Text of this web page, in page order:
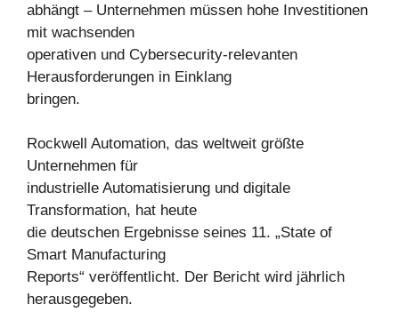
abhängt – Unternehmen müssen hohe Investitionen
mit wachsenden
operativen und Cybersecurity-relevanten
Herausforderungen in Einklang
bringen.
Rockwell Automation, das weltweit größte
Unternehmen für
industrielle Automatisierung und digitale
Transformation, hat heute
die deutschen Ergebnisse seines 11. „State of
Smart Manufacturing
Reports“ veröffentlicht. Der Bericht wird jährlich
herausgegeben.